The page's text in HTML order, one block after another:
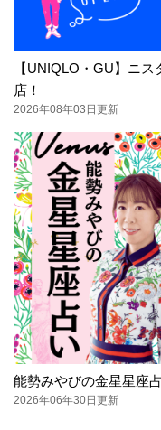
【UNIQLO・GU】ニス
店！
2026年08年03日更新
能勢みやびの金星星座
2026年06年30日更新